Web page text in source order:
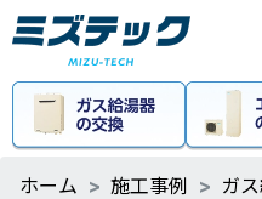
ホーム 施工事例 ガ